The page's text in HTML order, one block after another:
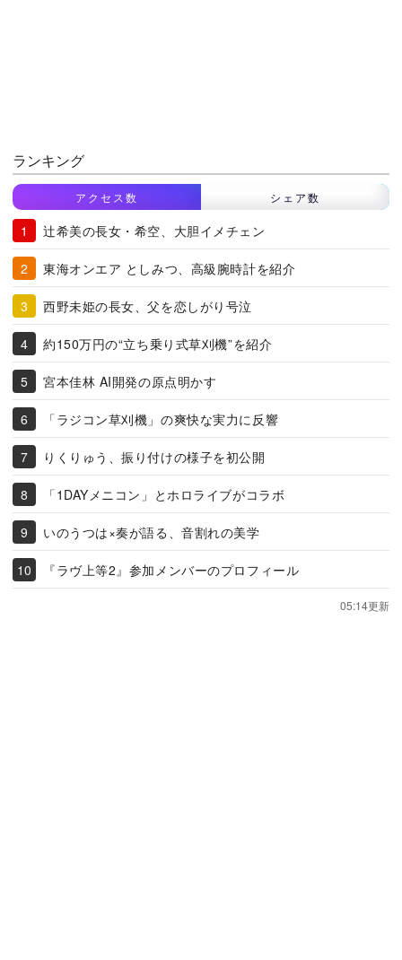
ランキング
アクセス数 シェア数
辻希美の長女・希空、大胆イメチェン
東海オンエア としみつ、高級腕時計を紹介
西野未姫の長女、父を恋しがり号泣
約150万円の“立ち乗り式草刈機”を紹介
宮本佳林 AI開発の原点明かす
「ラジコン草刈機」の爽快な実力に反響
りくりゅう、振り付けの様子を初公開
「1DAYメニコン」とホロライブがコラボ
いのうつは×奏が語る、音割れの美学
『ラヴ上等2』参加メンバーのプロフィール
05:14更新